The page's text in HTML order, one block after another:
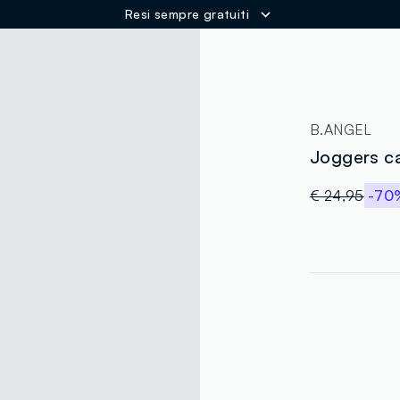
Resi sempre gratuiti
B.ANGEL
Joggers
€ 24,95 -